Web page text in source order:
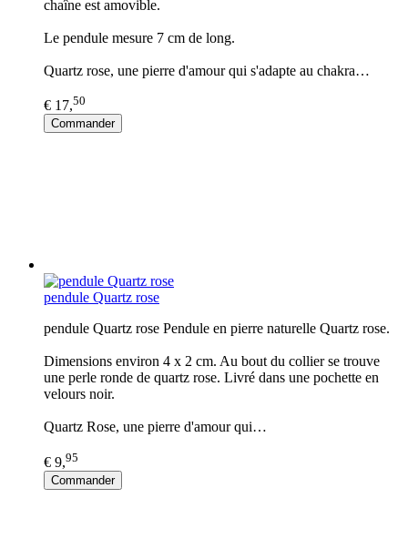
chaîne est amovible.
Le pendule mesure 7 cm de long.
Quartz rose, une pierre d'amour qui s'adapte au chakra…
€ 17,50
Commander
pendule Quartz rose
pendule Quartz rose Pendule en pierre naturelle Quartz rose.
Dimensions environ 4 x 2 cm. Au bout du collier se trouve
une perle ronde de quartz rose. Livré dans une pochette en
velours noir.
Quartz Rose, une pierre d'amour qui…
€ 9,95
Commander